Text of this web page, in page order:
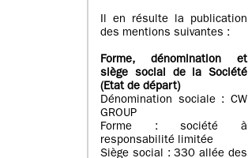
Il en résulte la publication
des mentions suivantes :
Forme, dénomination et
siège social de la Société
(Etatde départ)
Dénomination sociale : CW
GROUP
Forme : société à
responsabilité limitée
Siège social : 330 allée des